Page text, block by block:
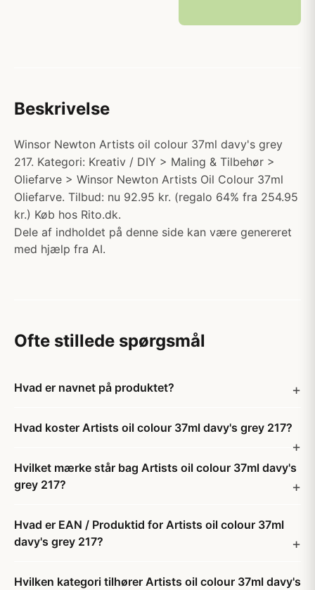
Beskrivelse
Winsor Newton Artists oil colour 37ml davy's grey
217. Kategori: Kreativ / DIY > Maling & Tilbehør >
Oliefarve > Winsor Newton Artists Oil Colour 37ml
Oliefarve. Tilbud: nu 92.95 kr. (regalo 64% fra 254.95
kr.) Køb hos Rito.dk.
Dele af indholdet på denne side kan være genereret
med hjælp fra AI.
Ofte stillede spørgsmål
Hvad er navnet på produktet?
Hvad koster Artists oil colour 37ml davy's grey 217?
Hvilket mærke står bag Artists oil colour 37ml davy's
grey 217?
Hvad er EAN / Produktid for Artists oil colour 37ml
davy's grey 217?
Hvilken kategori tilhører Artists oil colour 37ml davy's